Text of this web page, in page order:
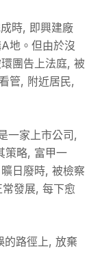
時, 即興建廠
地。但由於沒
團告上法庭, 被
管, 附近居民,
一家上市公司,
策略, 富甲一
日廢時, 被檢察
發展, 每下愈
的路徑上, 放棄